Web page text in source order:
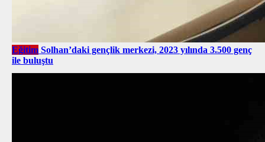
Eğitim Solhan’daki gençlik merkezi, 2023 yılında 3.500 genç
ile buluştu